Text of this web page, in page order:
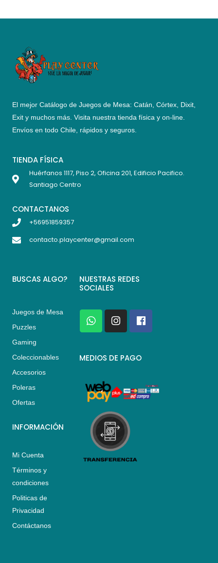
El mejor Catálogo de Juegos de Mesa: Catán, Córtex, Dixit,
Exit y muchos más. Visita nuestra tienda física y on-line.
Envíos en todo Chile, rápidos y seguros
TIENDA FÍSICA
Huérfanos 1117, Piso 2, Oficina 201, Edificio Pacifico.
Santiago Centro
CONTACTANOS
+56951859357
contacto.playcenter@gmail.com
BUSCAS ALGO?
Juegos de Mesa
Puzzles
Gaming
Coleccionables
Accesorios
Poleras
Ofertas
INFORMACIÓN
Mi Cuenta
Términos y
condiciones
Politicas de
Privacidad
Contáctanos
NUESTRAS REDES
SOCIALES
W
h
a
s
p
I
n
s
a
a
m
F
a
c
b
k
MEDIOS DE PAGO